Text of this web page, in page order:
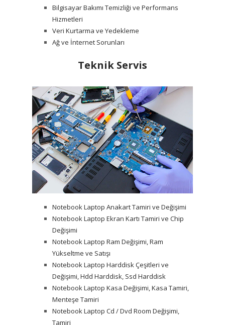
Bilgisayar Bakımı Temizliği ve Performans
Hizmetleri
Veri Kurtarma ve Yedekleme
Ağ ve İnternet Sorunları
Teknik Servis
Notebook Laptop Anakart Tamiri ve Değişimi
Notebook Laptop Ekran Kartı Tamiri ve Chip
Değişimi
Notebook Laptop Ram Değişimi, Ram
Yükseltme ve Satışı
Notebook Laptop Harddisk Çeşitleri ve
Değişimi, Hdd Harddisk, Ssd Harddisk
Notebook Laptop Kasa Değişimi, Kasa Tamiri,
Menteşe Tamiri
Notebook Laptop Cd / Dvd Room Değişimi,
Tamiri